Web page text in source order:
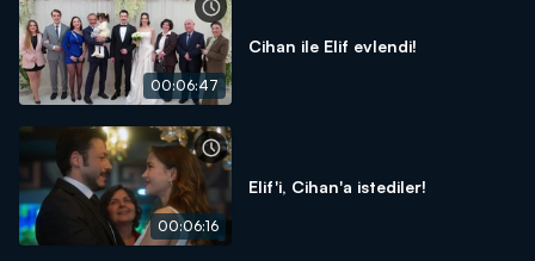
00:06:47
Cihan ile Elif evlendi!
00:06:16
Elif'i, Cihan'a istediler!